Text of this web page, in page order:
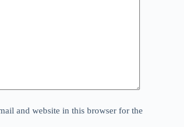
and website in this browser for the